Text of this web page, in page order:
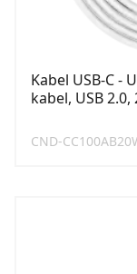
Kabel USB-C -
kabel, USB 2.0,
CND-